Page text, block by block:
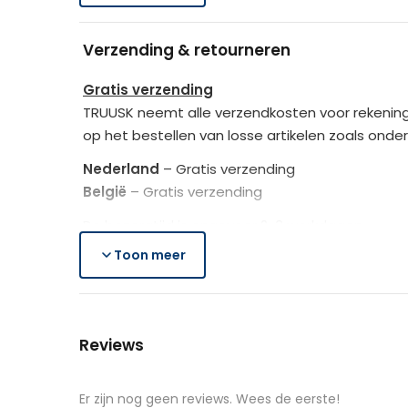
Leveringsomvang:
1 x Laptoptafel
1 x Montagehandleiding
Verpakkingsafmetingen (LxBxH)
Afmetingen
Verpakking
Kleur
Materiaal
Verzending & retourneren
Gratis verzending
TRUUSK neemt alle verzendkosten voor
op het bestellen van losse artikelen zoals
Nederland – Gratis verzending
België – Gratis verzending
Lees hier meer..
Gratis retourneren
Je heb na de retourmelding nogmaals 14
de producten controleert TRUUSK het
aangeschafte product terug naar de koper.
Toon meer
Reviews
Er zijn nog geen reviews. Wees de eerste!